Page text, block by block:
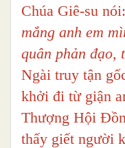
Chúa Giê-su nói:
mắng anh em
quân phản đạo,
Ngài truy tận
khởi đi từ giận
Thượng Hội
thấy giết người